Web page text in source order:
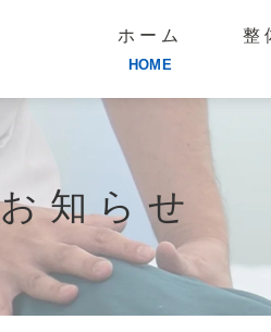
ホーム
HOME
整
お知らせ